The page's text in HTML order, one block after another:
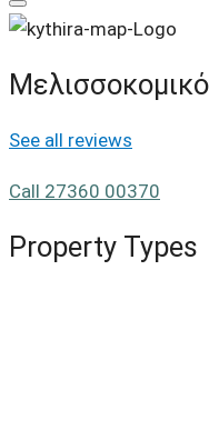
See all reviews
Call 27360 00370
Property Types